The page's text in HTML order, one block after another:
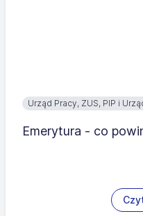
Urząd Pracy, ZUS, PIP i
Emerytura - co